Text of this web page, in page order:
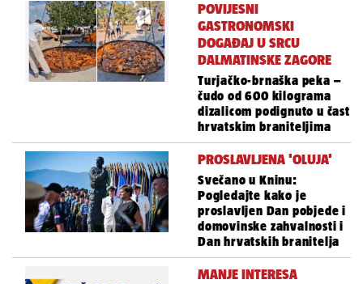
POVIJESNI
GASTRONOMSKI
DOGAĐAJ U SRCU
DALMATINSKE ZAGORE
Turjačko-brnaška peka –
čudo od 600 kilograma
dizalicom podignuto u čast
hrvatskim braniteljima
PROSLAVLJENA 'OLUJA'
Svečano u Kninu:
Pogledajte kako je
proslavljen Dan pobjede i
domovinske zahvalnosti i
Dan hrvatskih branitelja
MANJE INTERESA